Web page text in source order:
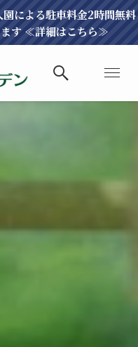
による駐車料金2時間無料
ます ≪詳細はこちら≫